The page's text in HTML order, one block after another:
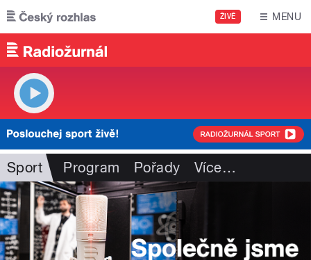
Přejít k hlavnímu obsahu
ŽIVĚ MENU
Sport Program Pořady Více…